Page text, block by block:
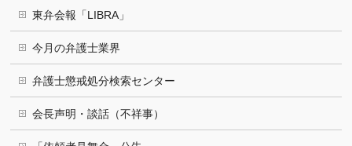
東弁会報「LIBRA」
今月の弁護士業界
弁護士懲戒処分検索センター
会長声明・談話（不祥事）